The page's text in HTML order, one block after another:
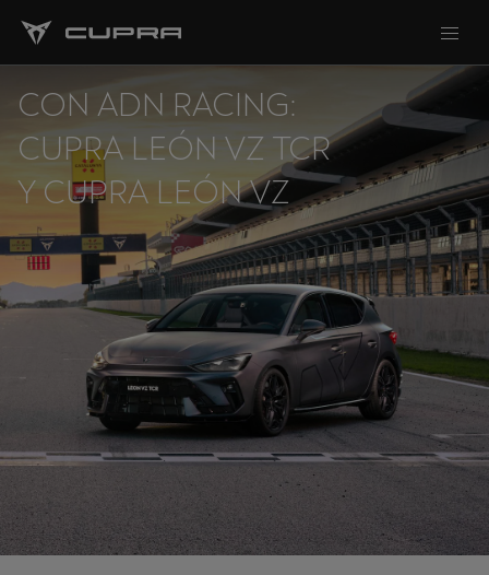
CON ADN RACING:
CUPRA LEÓN VZ TCR
Y CUPRA LEÓN VZ